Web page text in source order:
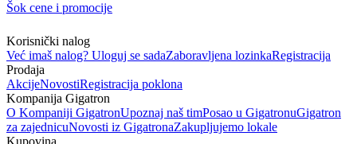
Šok cene i promocije
Korisnički nalog
Već imaš nalog? Uloguj se sadaZaboravljena lozinkaRegistracija
Prodaja
AkcijeNovostiRegistracija poklona
Kompanija Gigatron
O Kompaniji GigatronUpoznaj naš timPosao u GigatronuGigatron
za zajednicuNovosti iz GigatronaZakupljujemo lokale
Kupovina